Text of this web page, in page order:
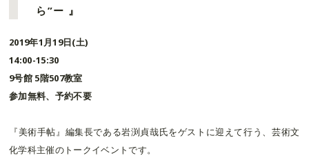
ら”ー 』
2019年1月19日(土)
14:00-15:30
9号館 5階507教室
参加無料、予約不要
『美術手帖』編集長である岩渕貞哉氏をゲストに迎えて行う、芸術文
化学科主催のトークイベントです。